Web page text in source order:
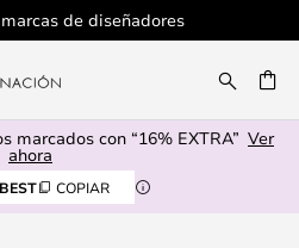
de diseñadores
marcados con “16% EXTRA” Ver
ahora
COPIAR